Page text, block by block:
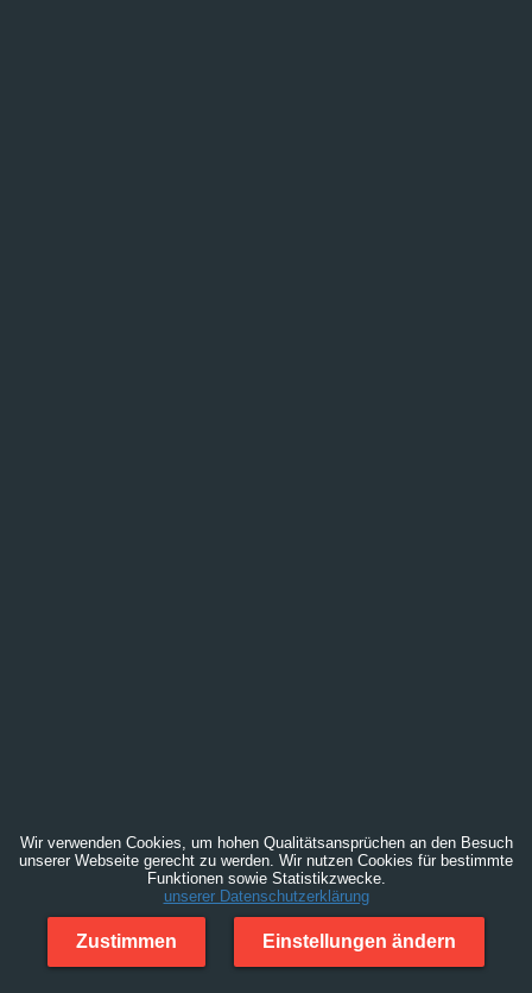
Wir verwenden Cookies, um hohen Qualitätsansprüchen an den Besuch
unserer Webseite gerecht zu werden. Wir nutzen Cookies für bestimmte
Funktionen sowie Statistikzwecke.
unserer Datenschutzerklärung
Zustimmen Einstellungen ändern